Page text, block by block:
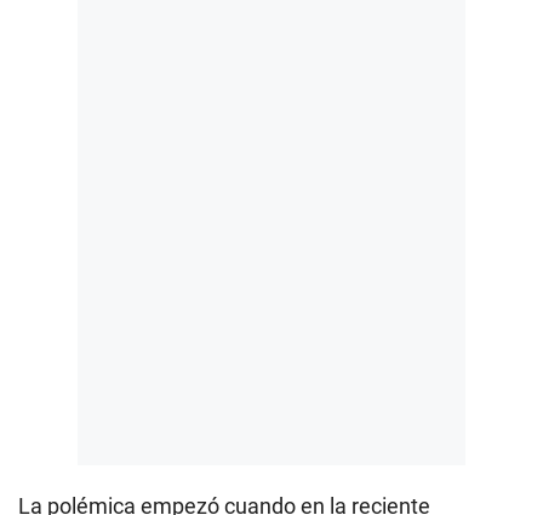
La polémica empezó cuando en la reciente